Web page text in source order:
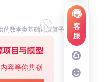
客
服
容等你共创